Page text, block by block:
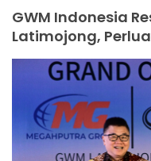
GWM Indonesia
Latimojong,